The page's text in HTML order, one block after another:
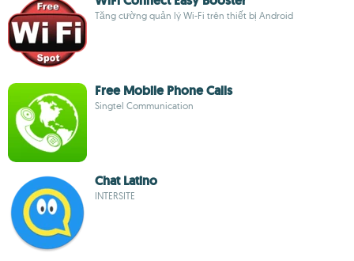
Tăng cường quản lý Wi-Fi trên thiết bị Android
Free Mobile Phone Calls
Singtel Communication
Chat Latino
INTERSITE